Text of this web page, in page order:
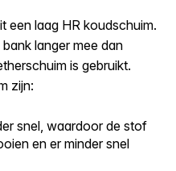
een laag HR koudschuim.
langer mee dan
is gebruikt.
zijn:
snel, waardoor de stof
en er minder snel